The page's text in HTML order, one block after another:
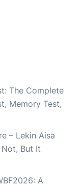
The Complete
Memory Test,
– Lekin Aisa
But It
A